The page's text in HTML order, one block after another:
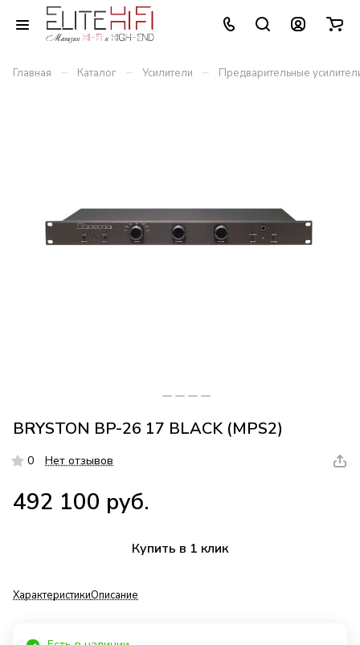
Главная – Каталог – Усилители – Предварительные
BRYSTON BP-26 17 BLACK (MPS2)
0 Нет отзывов
492 100 руб.
Купить в 1 клик
ХарактеристикиОписание